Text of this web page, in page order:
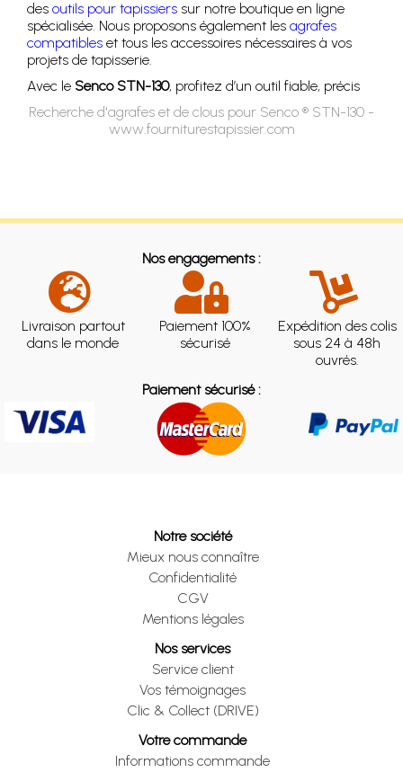
des outils pour tapissiers sur notre boutique en ligne
spécialisée. Nous proposons également les agrafes
compatibles et tous les accessoires nécessaires à vos
projets de tapisserie.
Avec le Senco STN-130, profitez d’un outil fiable, précis
Recherche d'agrafes et de clous pour Senco ® STN-130 -
www.fourniturestapissier.com
Nos engagements :
Livraison partout
dans le monde
Paiement 100%
sécurisé
Expédition des colis
sous 24 à 48h
ouvrés.
Paiement sécurisé :
Notre société
Mieux nous connaître
Confidentialité
CGV
Mentions légales
Nos services
Service client
Vos témoignages
Clic & Collect (DRIVE)
Votre commande
Informations commande